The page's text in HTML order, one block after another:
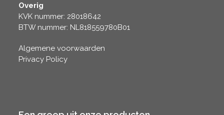
Overig
KVK nummer: 28018642
BTW nummer: NL818559780B01
Algemene voorwaarden
Privacy Policy